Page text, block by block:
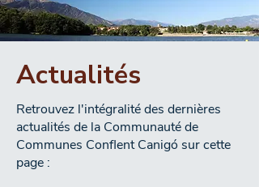
Actualités
Retrouvez l'intégralité des dernières
actualités de la Communauté de
Communes Conflent Canigó sur cette
page :